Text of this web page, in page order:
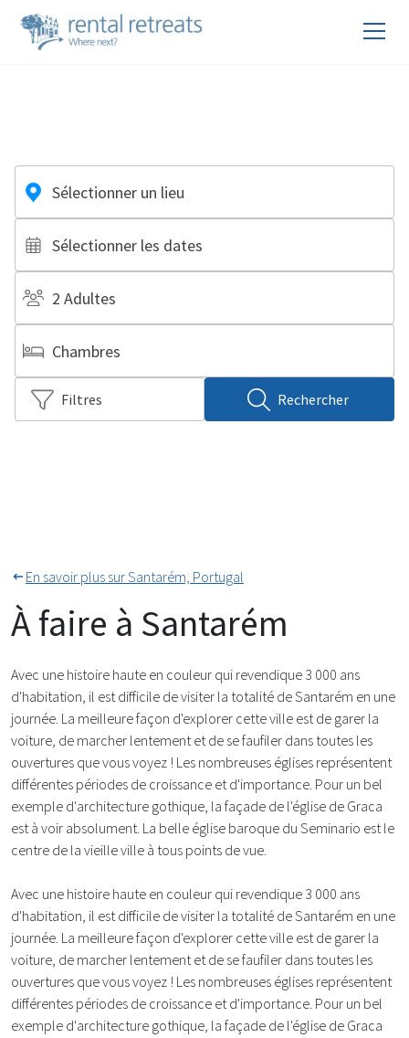
Sélectionner un lieu
Sélectionner les dates
2 Adultes
Chambres
Filtres Rechercher
En savoir plus sur Santarém, Portugal
À faire à Santarém
Avec une histoire haute en couleur qui revendique 3 000 ans
d'habitation, il est difficile de visiter la totalité de Santarém en une
journée. La meilleure façon d'explorer cette ville est de garer la
voiture, de marcher lentement et de se faufiler dans toutes les
ouvertures que vous voyez ! Les nombreuses églises représentent
différentes périodes de croissance et d'importance. Pour un bel
exemple d'architecture gothique, la façade de l'église de Graca
est à voir absolument. La belle église baroque du Seminario est le
centre de la vieille ville à tous points de vue.
Avec une histoire haute en couleur qui revendique 3 000 ans
d'habitation, il est difficile de visiter la totalité de Santarém en une
journée. La meilleure façon d'explorer cette ville est de garer la
voiture, de marcher lentement et de se faufiler dans toutes les
ouvertures que vous voyez ! Les nombreuses églises représentent
différentes périodes de croissance et d'importance. Pour un bel
exemple d'architecture gothique, la façade de l'église de Graca